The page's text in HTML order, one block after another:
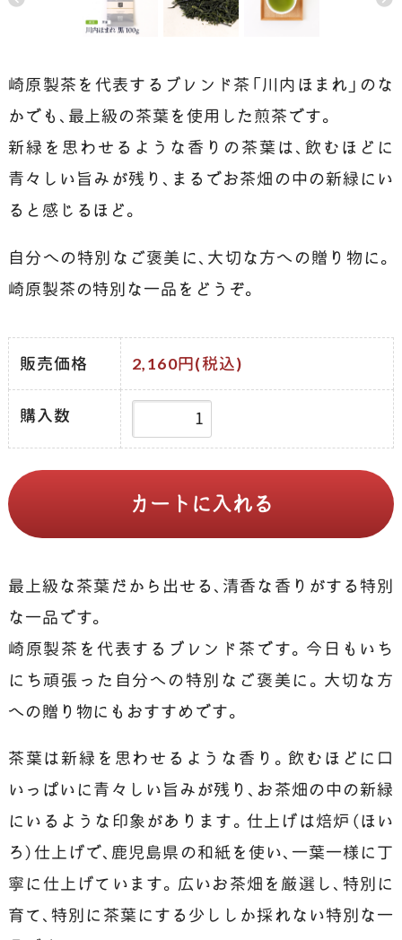
崎原製茶を代表するブレンド茶「川内ほまれ」のな
かでも、最上級の茶葉を使用した煎茶です。
新緑を思わせるような香りの茶葉は、飲むほどに
青々しい旨みが残り、まるでお茶畑の中の新緑にい
ると感じるほど。
自分への特別なご褒美に、大切な方への贈り物に。
崎原製茶の特別な一品をどうぞ。
販売価格 2,160円(税込)
購入数
最上級な茶葉だから出せる、清香な香りがする特別
な一品です。
崎原製茶を代表するブレンド茶です。今日もいち
にち頑張った自分への特別なご褒美に。大切な方
への贈り物にもおすすめです。
茶葉は新緑を思わせるような香り。飲むほどに口
いっぱいに青々しい旨みが残り、お茶畑の中の新緑
にいるような印象があります。仕上げは焙炉（ほい
ろ）仕上げで、鹿児島県の和紙を使い、一葉一様に丁
寧に仕上げています。広いお茶畑を厳選し、特別に
育て、特別に茶葉にする少ししか採れない特別な一